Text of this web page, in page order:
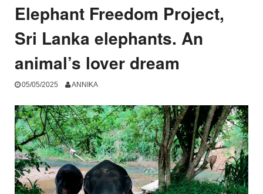
Elephant Freedom Project,
Sri Lanka elephants. An
animal’s lover dream
05/05/2025 ANNIKA